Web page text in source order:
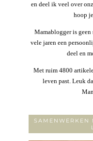
en deel ik veel over
hoop
Mamablogger is geen
vele jaren een
deel en
Met ruim 4800
leven past. Leuk
SAMENWERKEN